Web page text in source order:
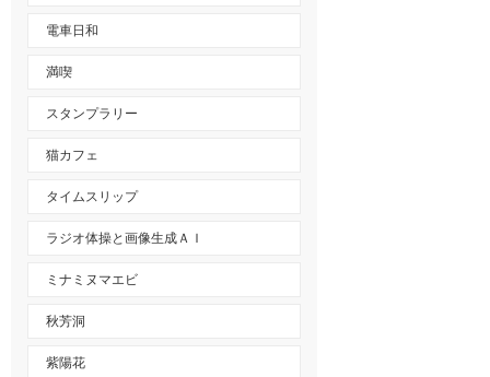
電車日和
満喫
スタンプラリー
猫カフェ
タイムスリップ
ラジオ体操と画像生成ＡＩ
ミナミヌマエビ
秋芳洞
紫陽花